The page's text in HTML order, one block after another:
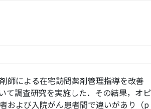
師による在宅訪問薬剤管理指導を改善
て調査研究を実施した．その結果，オピ
および入院がん患者間で違いがあり（p